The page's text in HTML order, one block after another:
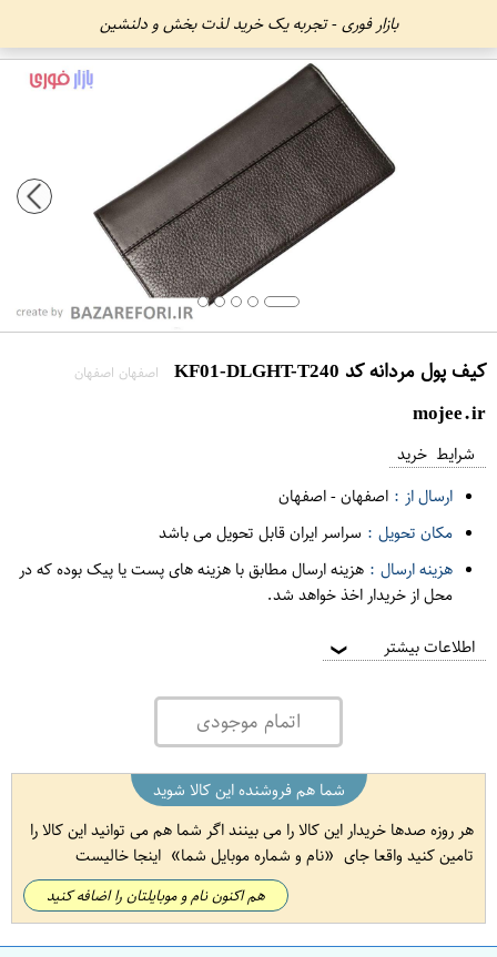
بازار فوری - تجربه یک خرید لذت بخش و دلنشین
کیف پول مردانه کد KF01-DLGHT-T240 اصفهان اصفهان
mojee.ir
شرایط خرید
ارسال از : اصفهان-اصفهان
مکان تحویل : سراسر ایران قابل تحویل می باشد
هزینه ارسال : هزینه ارسال مطابق با هزینه های پست یا پیک بوده که در
محل از خریدار اخذ خواهد شد.
اطلاعات بیشتر ❯
اتمام موجودی
شما هم فروشنده این کالا شوید
هر روزه صدها خریدار این کالا را می بینند اگر شما هم می توانید این کالا را
تامین کنید واقعا جای
نام و شماره موبایل شما اینجا خالیست
هم اکنون نام و موبایلتان را اضافه کنید